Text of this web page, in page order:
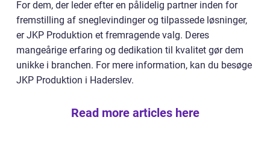
For dem, der leder efter en pålidelig partner inden for
fremstilling af sneglevindinger og tilpassede løsninger,
er JKP Produktion et fremragende valg. Deres
mangeårige erfaring og dedikation til kvalitet gør dem
unikke i branchen. For mere information, kan du besøge
JKP Produktion i Haderslev.
Read more articles here